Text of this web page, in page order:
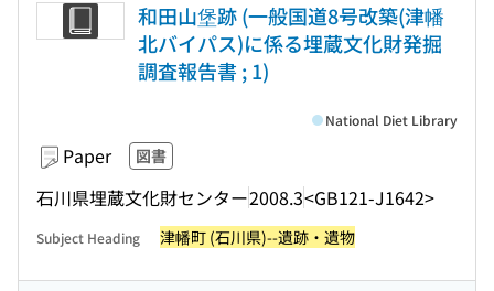
和田山堡跡 (一般国道8号改築(津幡
北バイパス)に係る埋蔵文化財発掘
調査報告書 ; 1)
Paper 図書
石川県埋蔵文化財センター2008.3<GB121-J1642>
National Diet Library
Subject Heading 津幡町 (石川県)--遺跡・遺物